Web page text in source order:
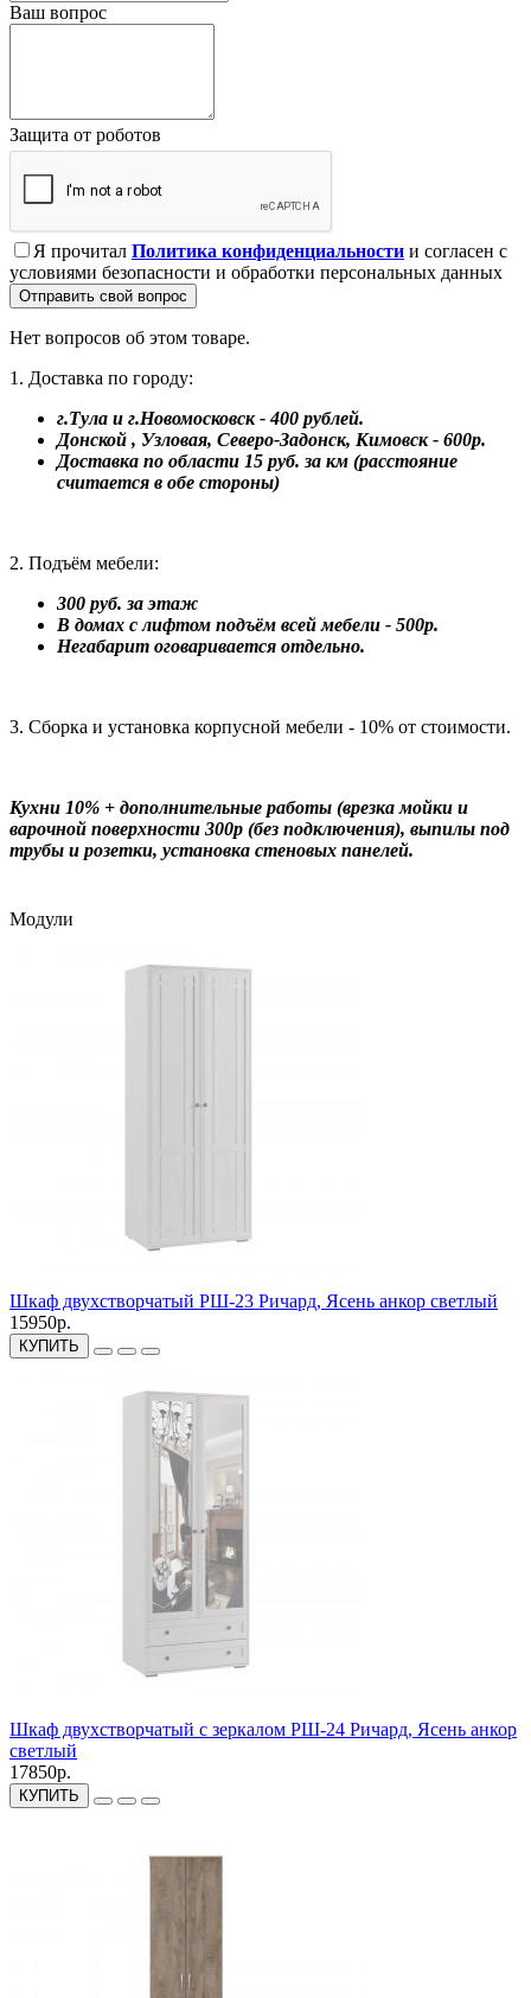
Ваш вопрос
Защита от роботов
Я прочитал Политика конфиденциальности и согласен с
условиями безопасности и обработки персональных данных
Отправить свой вопрос
Нет вопросов об этом товаре.
1. Доставка по городу:
г.Тула и г.Новомосковск - 400 рублей.
Донской , Узловая, Северо-Задонск, Кимовск - 600р.
Доставка по области 15 руб. за км (расстояние
считается в обе стороны)
2. Подъём мебели:
300 руб. за этаж
В домах с лифтом подъём всей мебели - 500р.
Негабарит оговаривается отдельно.
3. Сборка и установка корпусной мебели - 10% от стоимости.
Кухни 10% + дополнительные работы (врезка мойки и
варочной поверхности 300р (без подключения), выпилы под
трубы и розетки, установка стеновых панелей.
Модули
Шкаф двухстворчатый РШ-23 Ричард, Ясень анкор светлый
15950р.
КУПИТЬ
Шкаф двухстворчатый с зеркалом РШ-24 Ричард, Ясень анкор
светлый
17850р.
КУПИТЬ